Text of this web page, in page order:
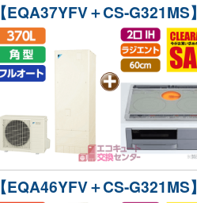
【EQA37YFV＋CS-G321MS】
【EQA46YFV＋CS-G321MS】